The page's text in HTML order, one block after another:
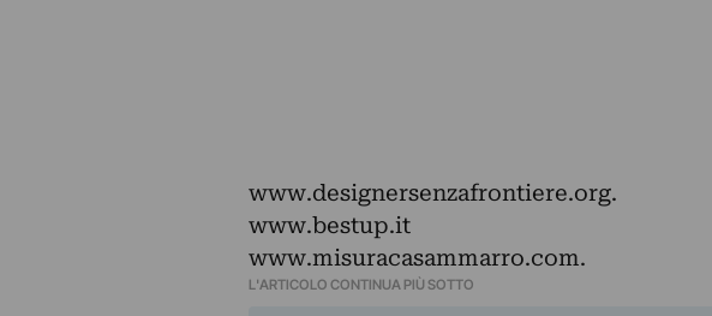
www.designersenzafrontiere.org.
www.bestup.it
www.misuracasammarro.com.
L'ARTICOLO CONTINUA PIÙ SOTTO